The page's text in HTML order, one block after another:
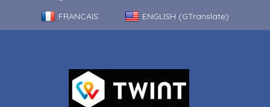
FRANCAIS
ENGLISH (GTranslate)